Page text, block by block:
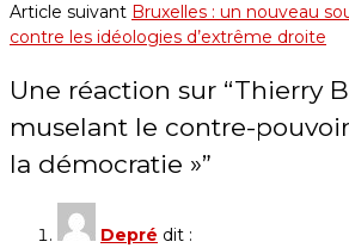
Article suivant Bruxelles : un nouveau
contre les idéologies d’extrême droite
Une réaction sur “Thierry
muselant le contre-
la démocratie »”
Depré dit :